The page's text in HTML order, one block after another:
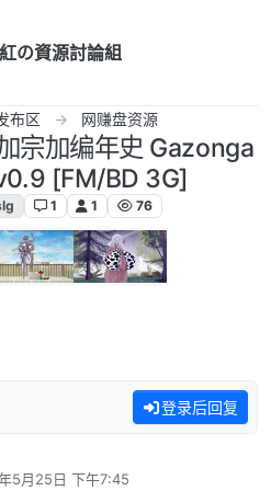
の資源討論組
布区 网赚盘资源
宗加编年史 Gazonga
[FM/BD 3G]
1 1 76
登录后回复
5月25日 下午7:45